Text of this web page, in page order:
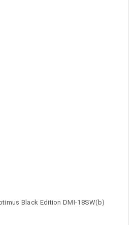
Black Edition DMI-18SW(b)